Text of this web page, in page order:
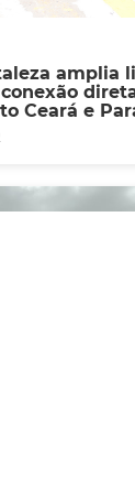
amplia
Ceará e